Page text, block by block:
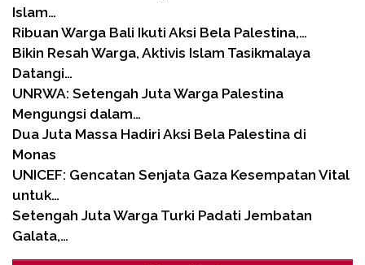
Islam…
Ribuan Warga Bali Ikuti Aksi Bela Palestina,…
Bikin Resah Warga, Aktivis Islam Tasikmalaya
Datangi…
UNRWA: Setengah Juta Warga Palestina
Mengungsi dalam…
Dua Juta Massa Hadiri Aksi Bela Palestina di
Monas
UNICEF: Gencatan Senjata Gaza Kesempatan Vital
untuk…
Setengah Juta Warga Turki Padati Jembatan
Galata,…